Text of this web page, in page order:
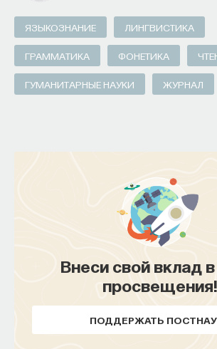
ЯЗЫКОЗНАНИЕ ЛИНГВИСТИКА
ГРАММАТИКА ФОНЕТИКА
ГУМАНИТАРНЫЕ НАУКИ ЖУРНАЛ
Внеси свой вклад
просвещения!
ПОДДЕРЖАТЬ